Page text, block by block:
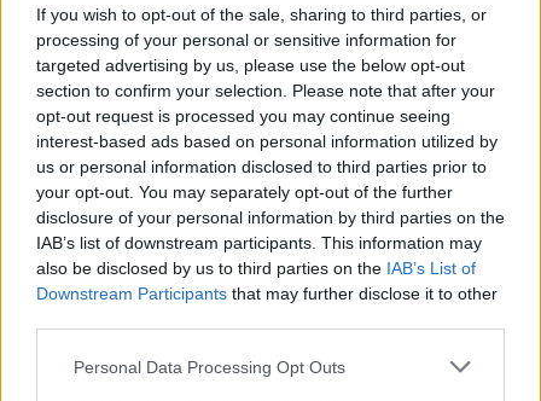
If you wish to opt-out of the sale, sharing to third parties, or
processing of your personal or sensitive information for
targeted advertising by us, please use the below opt-out
section to confirm your selection. Please note that after your
opt-out request is processed you may continue seeing
interest-based ads based on personal information utilized by
us or personal information disclosed to third parties prior to
your opt-out. You may separately opt-out of the further
disclosure of your personal information by third parties on the
IAB’s list of downstream participants. This information may
also be disclosed by us to third parties on the IAB’s List of
Downstream Participants that may further disclose it to other
Please note that this website/app uses one or more Google
Personal Data Processing Opt Outs
AUTOR
Andrés Navarro
Andrés Navarro lleva diez años evaluando
restaurantes y producto en España, con
atención a la procedencia y el respeto por las
tradiciones regionales.